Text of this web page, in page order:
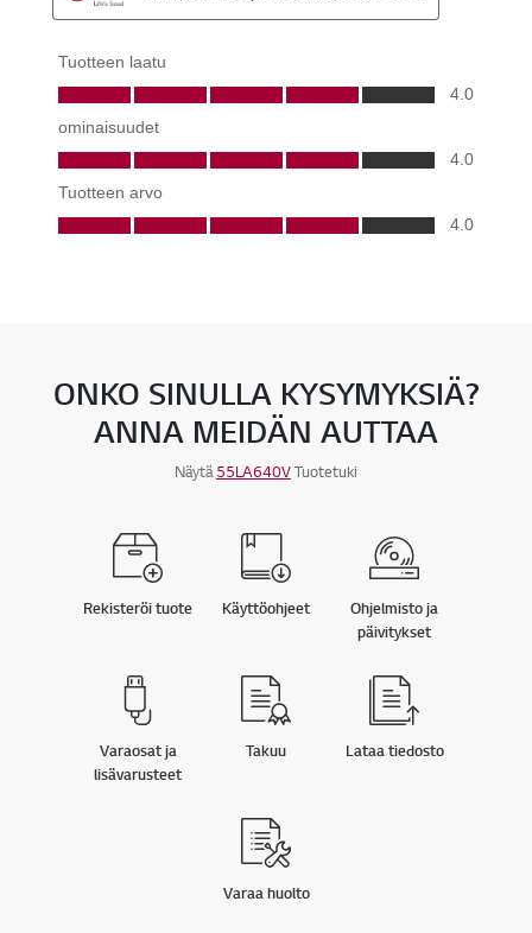
ONKO SINULLA KYSYMYKSIÄ?
ANNA MEIDÄN AUTTAA
Näytä 55LA640VTuotetuki
Rekisteröi tuote Käyttöohjeet
Ohjelmisto ja
päivitykset
Varaosat ja
lisävarusteet
Takuu Lataa tiedosto
Varaa huolto